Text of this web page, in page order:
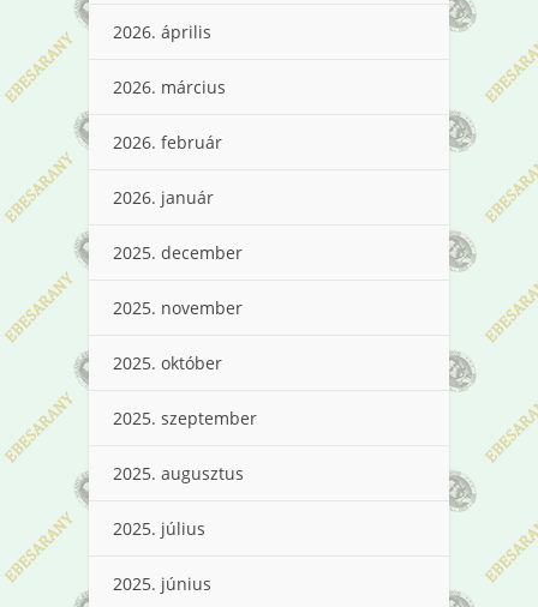
2026. április
2026. március
2026. február
2026. január
2025. december
2025. november
2025. október
2025. szeptember
2025. augusztus
2025. július
2025. június